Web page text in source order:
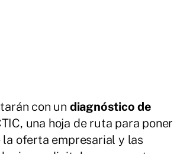
con un diagnóstico de
una hoja de ruta para poner
la oferta empresarial y las